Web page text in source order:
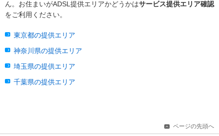
ん。お住まいがADSL提供エリアかどうかはサービス提供エリア確認
をご利用ください。
東京都の提供エリア
神奈川県の提供エリア
埼玉県の提供エリア
千葉県の提供エリア
ページの先頭へ